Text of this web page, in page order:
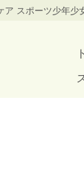
スポーツ少年少